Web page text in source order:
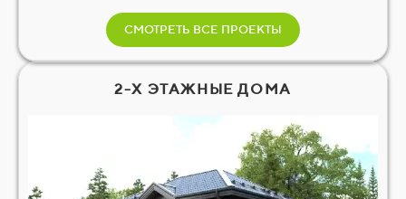
СМОТРЕТЬ ВСЕ ПРОЕКТЫ
2-Х ЭТАЖНЫЕ ДОМА